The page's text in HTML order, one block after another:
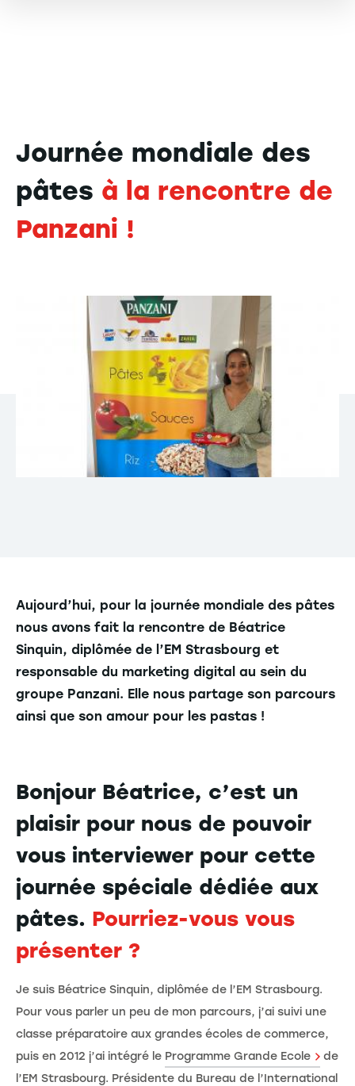
Journée mondiale des
pâtes à la rencontre de
Panzani !
Aujourd’hui, pour la journée mondiale des pâtes
nous avons fait la rencontre de Béatrice
Sinquin, diplômée de l’EM Strasbourg et
responsable du marketing digital au sein du
groupe Panzani. Elle nous partage son parcours
ainsi que son amour pour les pastas !
Bonjour Béatrice, c’est un
plaisir pour nous de pouvoir
vous interviewer pour cette
journée spéciale dédiée aux
pâtes. Pourriez-vous vous
présenter ?
Je suis Béatrice Sinquin, diplômée de l’EM Strasbourg.
Pour vous parler un peu de mon parcours, j’ai suivi une
classe préparatoire aux grandes écoles de commerce,
puis en 2012 j’ai intégré le Programme Grande Ecole
de
l’EM Strasbourg. Présidente du Bureau de l’International